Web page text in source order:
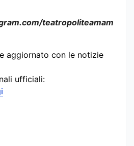
aggiornato con le notizie
ufficiali: